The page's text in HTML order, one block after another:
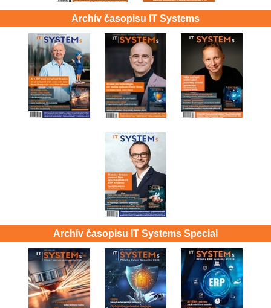
Archív časopisu IT Systems
Archív časopisu IT Systems Special